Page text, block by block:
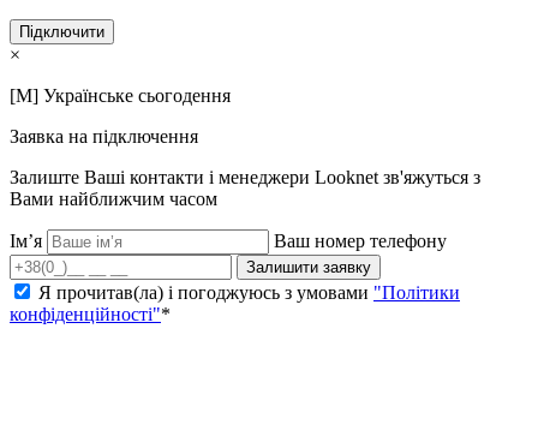
Підключити
×
[M] Українське сьогодення
Заявка на підключення
Залиште Ваші контакти і менеджери Looknet зв'яжуться з
Вами найближчим часом
Ім’я Ваш номер телефону
Залишити заявку
Я прочитав(ла) і погоджуюсь з умовами "Політики
конфіденційності"*